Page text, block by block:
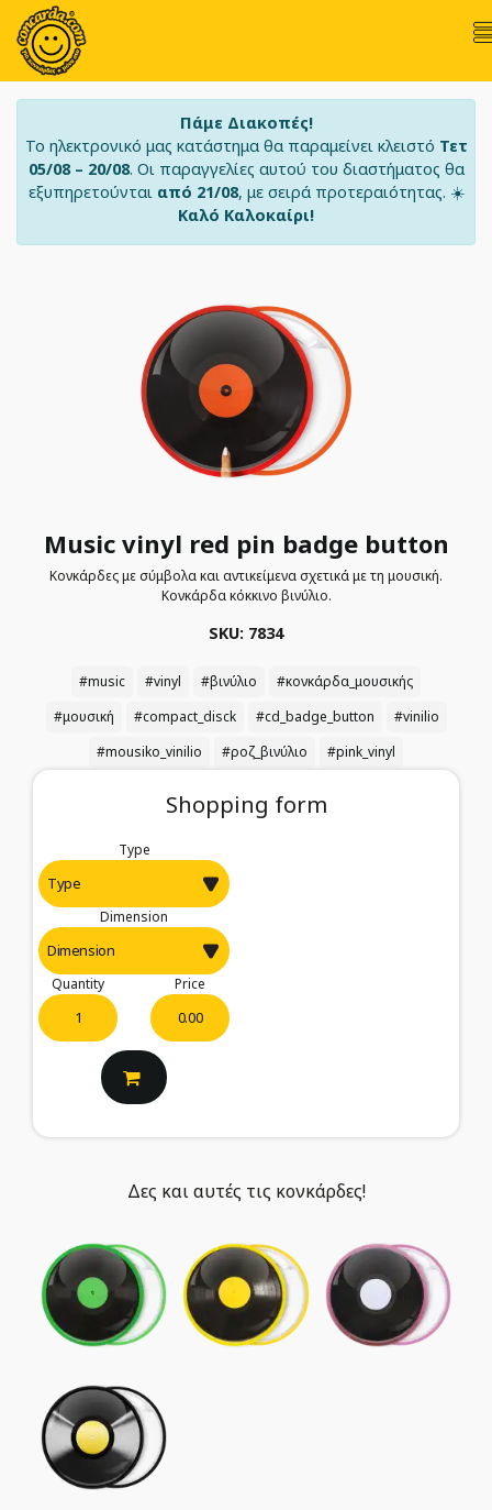
Πάμε Διακοπές!
Το ηλεκτρονικό μας κατάστημα θα παραμείνει κλειστό Τετ
05/08 – 20/08. Οι παραγγελίες αυτού του διαστήματος θα
εξυπηρετούνται από 21/08, με σειρά προτεραιότητας. ☀️
Καλό Καλοκαίρι!
Music vinyl red pin badge button
Κονκάρδες με σύμβολα και αντικείμενα σχετικά με τη μουσική.
Κονκάρδα κόκκινο βινύλιο.
SKU: 7834
#music #vinyl #βινύλιο
#κονκάρδα_μουσικής
#μουσική
#compact_disck #cd_badge_button
#vinilio
#mousiko_vinilio
#ροζ_βινύλιο #pink_vinyl
Shopping form
Type
Dimension
Quantity Price
0.00
Δες και αυτές τις κονκάρδες!